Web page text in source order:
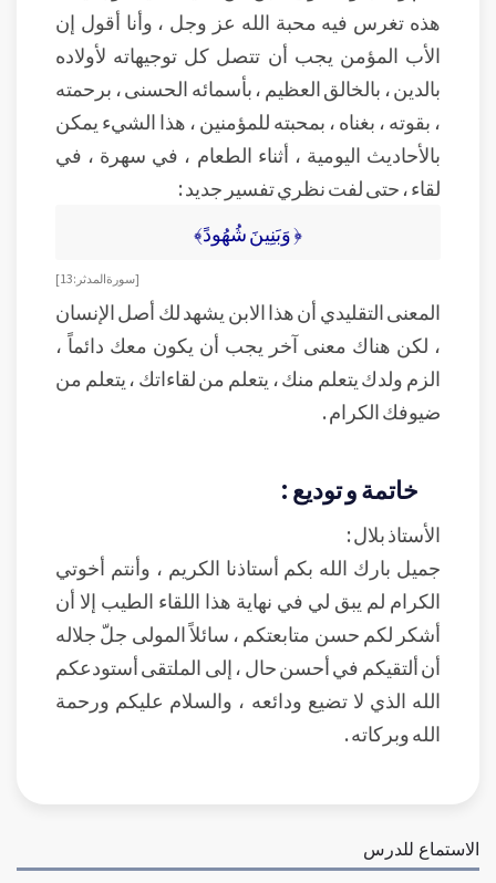
هذه تغرس فيه محبة الله عز وجل ، وأنا أقول إن
الأب المؤمن يجب أن تتصل كل توجيهاته لأولاده
بالدين ، بالخالق العظيم ، بأسمائه الحسنى ، برحمته
، بقوته ، بغناه ، بمحبته للمؤمنين ، هذا الشيء يمكن
بالأحاديث اليومية ، أثناء الطعام ، في سهرة ، في
لقاء ، حتى لفت نظري تفسير جديد :
﴿ وَبَنِينَ شُهُودً﴾
[ سورة المدثر: 13]
المعنى التقليدي أن هذا الابن يشهد لك أصل الإنسان
، لكن هناك معنى آخر يجب أن يكون معك دائماً ،
الزم ولدك يتعلم منك ، يتعلم من لقاءاتك ، يتعلم من
ضيوفك الكرام .
خاتمة و توديع :
الأستاذ بلال :
جميل بارك الله بكم أستاذنا الكريم ، وأنتم أخوتي
الكرام لم يبق لي في نهاية هذا اللقاء الطيب إلا أن
أشكر لكم حسن متابعتكم ، سائلاً المولى جلّ جلاله
أن ألتقيكم في أحسن حال ، إلى الملتقى أستودعكم
الله الذي لا تضيع ودائعه ، والسلام عليكم ورحمة
الله وبركاته .
الاستماع للدرس